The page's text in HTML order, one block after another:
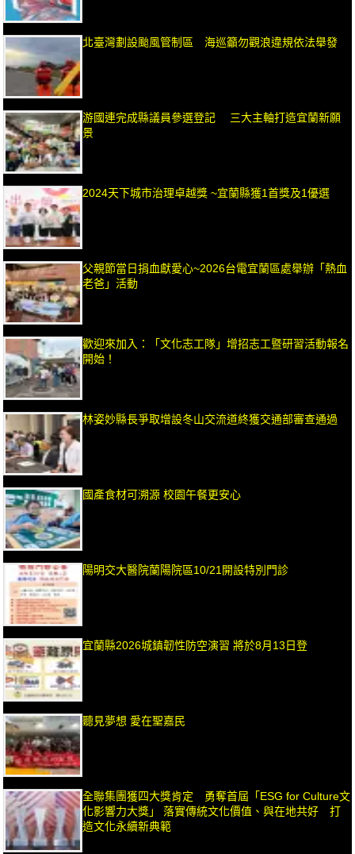
北臺灣劃設颱風管制區 海巡籲勿觀浪違規依法舉發
游國連完成縣議員參選登記 三大主軸打造宜蘭新願
景
2024天下城市治理卓越獎 ~宜蘭縣獲1首獎及1優選
父親節當日捐血獻愛心~2026台電宜蘭區處舉辦「熱血
老爸」活動
歡迎來加入：「文化志工隊」增招志工暨研習活動報名
開始！
林姿妙縣長爭取增設冬山交流道終獲交通部審查通過
國產食材可溯源 校園午餐更安心
陽明交大醫院蘭陽院區10/21開設特別門診
宜蘭縣2026城鎮韌性防空演習 將於8月13日登
聽見夢想 愛在聖嘉民
全聯集團獲四大獎肯定 勇奪首屆「ESG for Culture文
化影響力大獎」 落實傳統文化價值、與在地共好 打
造文化永續新典範